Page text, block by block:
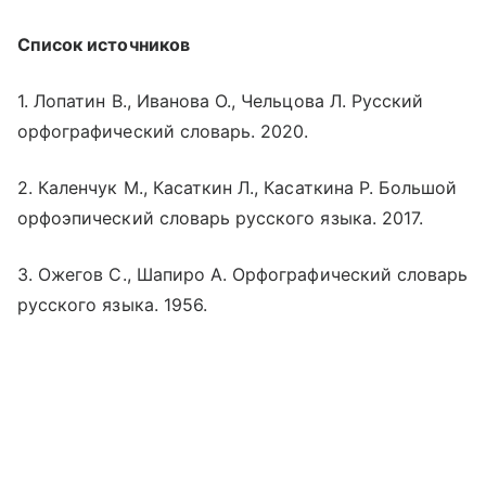
Список источников
1. Лопатин В., Иванова О., Чельцова Л. Русский
орфографический словарь. 2020.
2. Каленчук М., Касаткин Л., Касаткина Р. Большой
орфоэпический словарь русского языка. 2017.
3. Ожегов С., Шапиро А. Орфографический словарь
русского языка. 1956.